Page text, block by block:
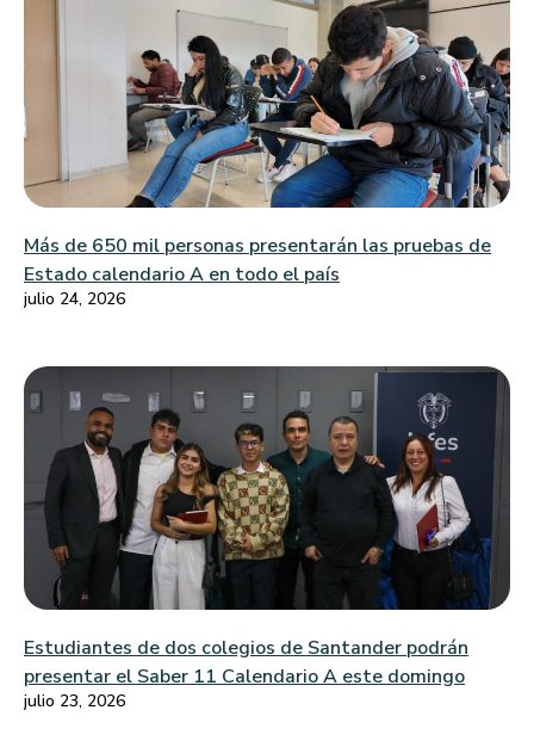
Más de 650 mil personas presentarán las pruebas de
Estado calendario A en todo el país
julio 24, 2026
Estudiantes de dos colegios de Santander podrán
presentar el Saber 11 Calendario A este domingo
julio 23, 2026